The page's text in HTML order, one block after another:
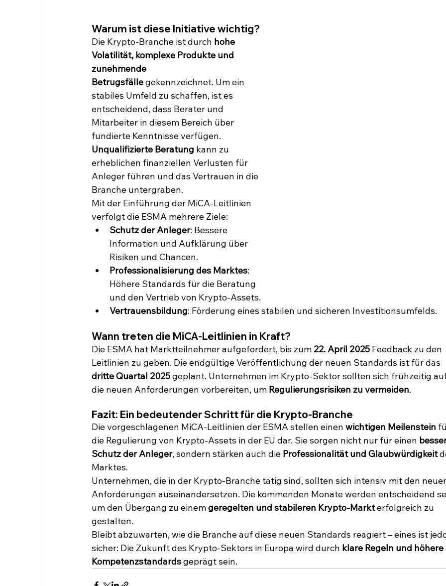
Warum ist diese Initiative wichtig?
Die Krypto-Branche ist durch hohe
Volatilität, komplexe Produkte und
zunehmende
Betrugsfälle gekennzeichnet. Um ein
stabiles Umfeld zu schaffen, ist es
entscheidend, dass Berater und
Mitarbeiter in diesem Bereich über
fundierte Kenntnisse verfügen.
Unqualifizierte Beratung kann zu
erheblichen finanziellen Verlusten für
Anleger führen und das Vertrauen in die
Branche untergraben.
Mit der Einführung der MiCA-Leitlinien
verfolgt die ESMA mehrere Ziele:
Schutz der Anleger: Bessere
Information und Aufklärung über
Risiken und Chancen.
Professionalisierung des Marktes:
Höhere Standards für die Beratung
und den Vertrieb von Krypto-Assets.
Vertrauensbildung: Förderung eines stabilen und sicheren Investitionsumfelds.
Wann treten die MiCA-Leitlinien in Kraft?
Die ESMA hat Marktteilnehmer aufgefordert, bis zum 22. April 2025 Feedback zu den
Leitlinien zu geben. Die endgültige Veröffentlichung der neuen Standards ist für das
dritte Quartal 2025 geplant. Unternehmen im Krypto-Sektor sollten sich frühzeitig
die neuen Anforderungen vorbereiten, um Regulierungsrisiken zu vermeiden.
Fazit: Ein bedeutender Schritt für die Krypto-Branche
Die vorgeschlagenen MiCA-Leitlinien der ESMA stellen einen wichtigen Meilenstein
die Regulierung von Krypto-Assets in der EU dar. Sie sorgen nicht nur für einen
Schutz der Anleger, sondern stärken auch die Professionalität und Glaubwürdigkeit
Marktes.
Unternehmen, die in der Krypto-Branche tätig sind, sollten sich intensiv mit den
Anforderungen auseinandersetzen. Die kommenden Monate werden entscheidend
um den Übergang zu einem geregelten und stabileren Krypto-Markt erfolgreich zu
gestalten.
Bleibt abzuwarten, wie die Branche auf diese neuen Standards reagiert – eines ist
sicher: Die Zukunft des Krypto-Sektors in Europa wird durch klare Regeln und höhere
Kompetenzstandards geprägt sein.